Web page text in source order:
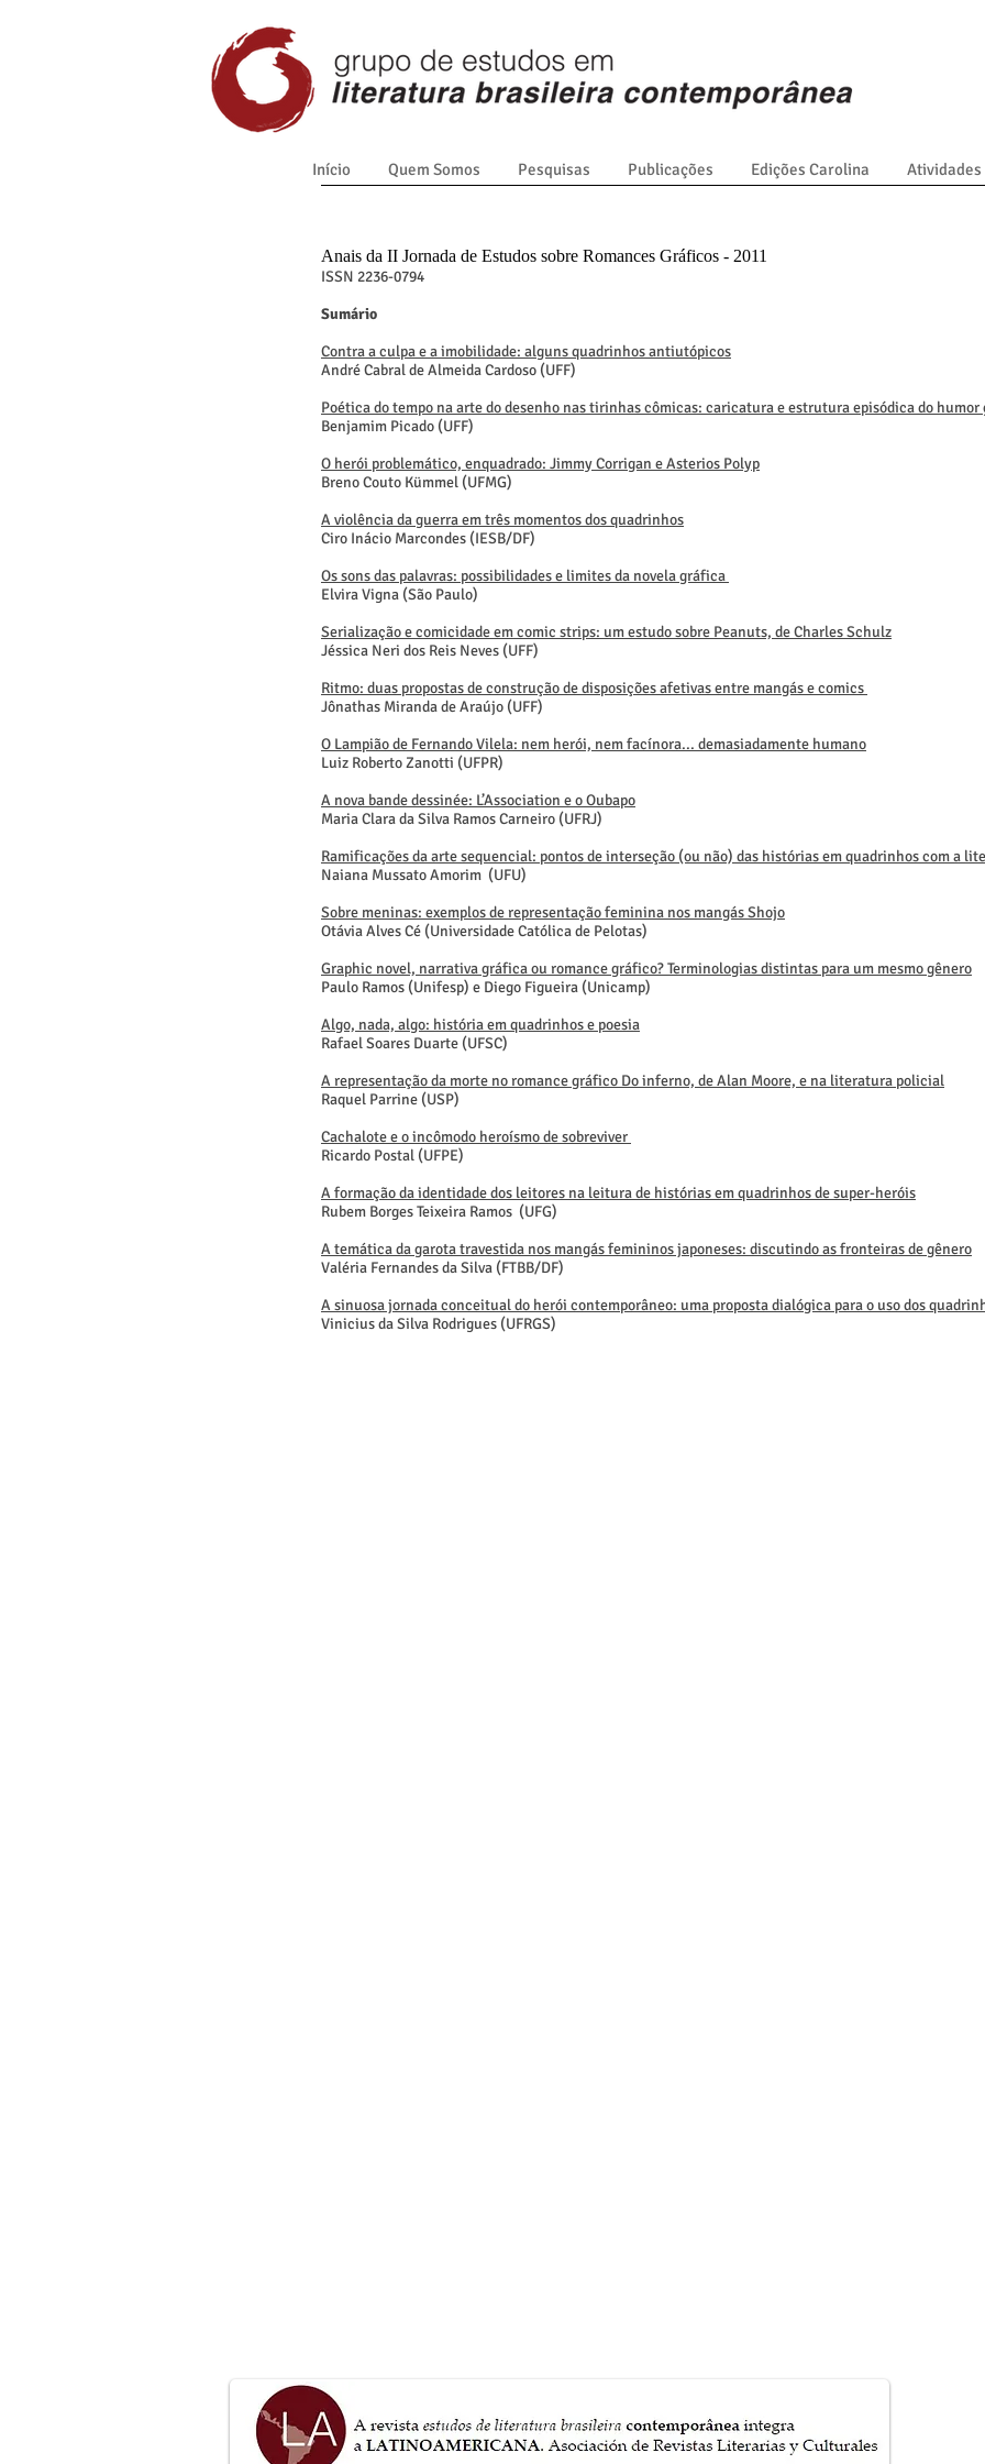
Início Quem Somos Pesquisas Publicações Edições Carolina Atividades
Anais da II Jornada de Estudos sobre Romances Gráficos - 2011
ISSN 2236-0794
Sumário
Contra a culpa e a imobilidade: alguns quadrinhos antiutópicos
André Cabral de Almeida Cardoso (UFF)
Poética do tempo na arte do desenho nas tirinhas cômicas: caricatura e estrutura episódica do humor
Benjamim Picado (UFF)
O herói problemático, enquadrado: Jimmy Corrigan e Asterios Polyp
Breno Couto Kümmel (UFMG)
A violência da guerra em três momentos dos quadrinhos
Ciro Inácio Marcondes (IESB/DF)
Os sons das palavras: possibilidades e limites da novela gráfica
Elvira Vigna (São Paulo)
Serialização e comicidade em comic strips: um estudo sobre Peanuts, de Charles Schulz
Jéssica Neri dos Reis Neves (UFF)
Ritmo: duas propostas de construção de disposições afetivas entre mangás e comics
Jônathas Miranda de Araújo (UFF)
O Lampião de Fernando Vilela: nem herói, nem facínora... demasiadamente humano
Luiz Roberto Zanotti (UFPR)
A nova bande dessinée: L’Association e o Oubapo
Maria Clara da Silva Ramos Carneiro (UFRJ)
Ramificações da arte sequencial: pontos de interseção (ou não) das histórias em quadrinhos com a
Naiana Mussato Amorim (UFU)
Sobre meninas: exemplos de representação feminina nos mangás Shojo
Otávia Alves Cé (Universidade Católica de Pelotas)
Graphic novel, narrativa gráfica ou romance gráfico? Terminologias distintas para um mesmo gênero
Paulo Ramos (Unifesp) e Diego Figueira (Unicamp)
Algo, nada, algo: história em quadrinhos e poesia
Rafael Soares Duarte (UFSC)
A representação da morte no romance gráfico Do inferno, de Alan Moore, e na literatura policial
Raquel Parrine (USP)
Cachalote e o incômodo heroísmo de sobreviver
Ricardo Postal (UFPE)
A formação da identidade dos leitores na leitura de histórias em quadrinhos de super-heróis
Rubem Borges Teixeira Ramos (UFG)
A temática da garota travestida nos mangás femininos japoneses: discutindo as fronteiras de gênero
Valéria Fernandes da Silva (FTBB/DF)
A sinuosa jornada conceitual do herói contemporâneo: uma proposta dialógica para o uso dos
Vinicius da Silva Rodrigues (UFRGS)